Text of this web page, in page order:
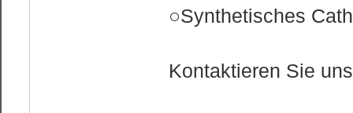
○Synthetisches
Kontaktieren Sie